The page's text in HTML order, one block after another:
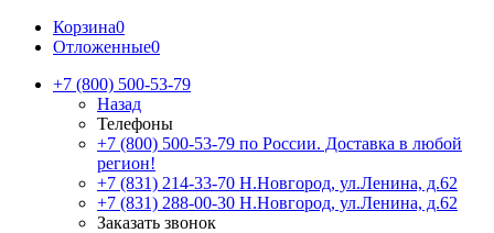
Корзина0
Отложенные0
+7 (800) 500-53-79
Назад
Телефоны
+7 (800) 500-53-79 по России. Доставка в любой
регион!
+7 (831) 214-33-70 Н.Новгород, ул.Ленина, д.62
+7 (831) 288-00-30 Н.Новгород, ул.Ленина, д.62
Заказать звонок